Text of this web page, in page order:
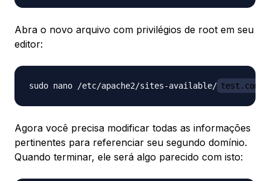
Abra o novo arquivo com privilégios de root em seu
editor:
sudo nano /etc/apache2/sites-available/ test.com
Agora você precisa modificar todas as informações
pertinentes para referenciar seu segundo domínio.
Quando terminar, ele será algo parecido com isto: